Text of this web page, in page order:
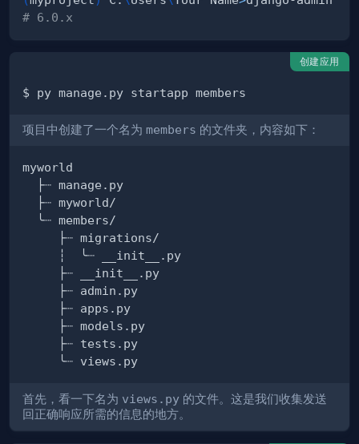
# 6.0.x
创建应用
项目中创建了一个名为 members 的文件夹，内容如下：
首先，看一下名为 views.py 的文件。这是我们收集发送
回正确响应所需的信息的地方。